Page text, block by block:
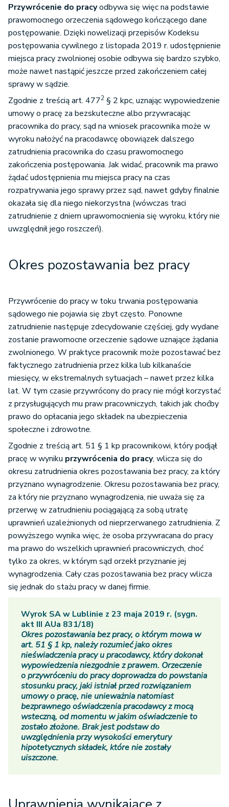
Przywrócenie do pracyodbywa się więc na podstawie
prawomocnego orzeczenia sądowego kończącego dane
postępowanie. Dzięki nowelizacji przepisów Kodeksu
postępowania cywilnego z listopada 2019 r. udostępnienie
miejsca pracy zwolnionej osobie odbywa się bardzo szybko,
może nawet nastąpić jeszcze przed zakończeniem całej
sprawy w sądzie.
Zgodnie z treścią art. 4772 § 2 kpc, uznając wypowiedzenie
umowy o pracę za bezskuteczne albo przywracając
pracownika do pracy, sąd na wniosek pracownika może w
wyroku nałożyć na pracodawcę obowiązek dalszego
zatrudnienia pracownika do czasu prawomocnego
zakończenia postępowania. Jak widać, pracownik ma prawo
żądać udostępnienia mu miejsca pracy na czas
rozpatrywania jego sprawy przez sąd, nawet gdyby finalnie
okazała się dla niego niekorzystna (wówczas traci
zatrudnienie z dniem uprawomocnienia się wyroku, który nie
uwzględnił jego roszczeń).
Okres pozostawania bez pracy
Przywrócenie do pracy w toku trwania postępowania
sądowego nie pojawia się zbyt często. Ponowne
zatrudnienie następuje zdecydowanie częściej, gdy wydane
zostanie prawomocne orzeczenie sądowe uznające żądania
zwolnionego. W praktyce pracownik może pozostawać bez
faktycznego zatrudnienia przez kilka lub kilkanaście
miesięcy, w ekstremalnych sytuacjach – nawet przez kilka
lat. W tym czasie przywrócony do pracy nie mógł korzystać
z przysługujących mu praw pracowniczych, takich jak choćby
prawo do opłacania jego składek na ubezpieczenia
społeczne i zdrowotne.
Zgodnie z treścią art. 51 § 1 kp pracownikowi, który podjął
pracę w wyniku przywrócenia do pracy, wlicza się do
okresu zatrudnienia okres pozostawania bez pracy, za który
przyznano wynagrodzenie. Okresu pozostawania bez pracy,
za który nie przyznano wynagrodzenia, nie uważa się za
przerwę w zatrudnieniu pociągającą za sobą utratę
uprawnień uzależnionych od nieprzerwanego zatrudnienia. Z
powyższego wynika więc, że osoba przywracana do pracy
ma prawo do wszelkich uprawnień pracowniczych, choć
tylko za okres, w którym sąd orzekł przyznanie jej
wynagrodzenia. Cały czas pozostawania bez pracy wlicza
się jednak do stażu pracy w danej firmie.
Wyrok SA w Lublinie z 23 maja 2019 r. (sygn.
akt III AUa 831/18)
Okres pozostawania bez pracy, o którym mowa w
art. 51 § 1 kp, należy rozumieć jako okres
nieświadczenia pracy u pracodawcy, który dokonał
wypowiedzenia niezgodnie z prawem. Orzeczenie
o przywróceniu do pracy doprowadza do powstania
stosunku pracy, jaki istniał przed rozwiązaniem
umowy o pracę, nie unieważnia natomiast
bezprawnego oświadczenia pracodawcy z mocą
wsteczną, od momentu w jakim oświadczenie to
zostało złożone. Brak jest podstaw do
uwzględnienia przy wysokości emerytury
hipotetycznych składek, które nie zostały
uiszczone.